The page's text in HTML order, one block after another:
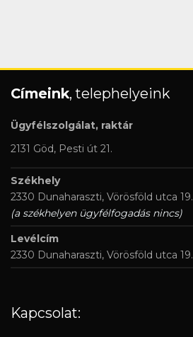
Címeink, telephelyeink
Ügyfélszolgálat, raktár
2131 Göd, Pesti út 21.
Székhely
2330 Dunaharaszti, Vörösföld utca 19.
(a székhelyen ügyfélfogadás nincs)
Levélcím
2330 Dunaharaszti, Vörösföld utca 19.
Kapcsolat: